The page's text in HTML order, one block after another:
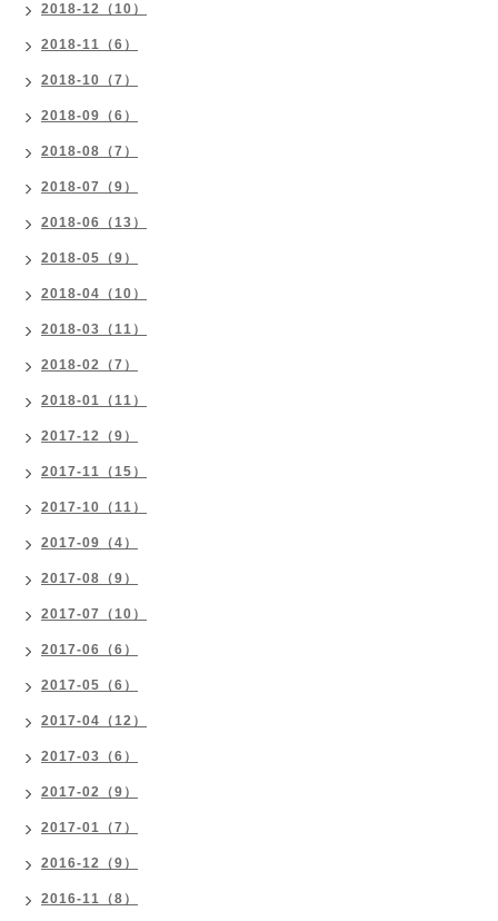
2018-12（10）
2018-11（6）
2018-10（7）
2018-09（6）
2018-08（7）
2018-07（9）
2018-06（13）
2018-05（9）
2018-04（10）
2018-03（11）
2018-02（7）
2018-01（11）
2017-12（9）
2017-11（15）
2017-10（11）
2017-09（4）
2017-08（9）
2017-07（10）
2017-06（6）
2017-05（6）
2017-04（12）
2017-03（6）
2017-02（9）
2017-01（7）
2016-12（9）
2016-11（8）